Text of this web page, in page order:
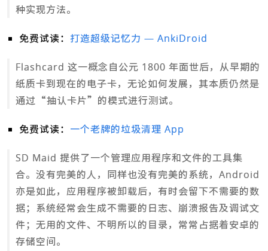
种实现方法。
免费试读： 打造超级记忆力 — AnkiDroid
Flashcard 这一概念自公元 1800 年面世后，从早期的
纸质卡到现在的电子卡，无论如何发展，其本质仍然是
通过“抽认卡片”的模式进行测试。
免费试读： 一个老牌的垃圾清理 App
SD Maid 提供了一个管理应用程序和文件的工具集
合。没有完美的人，同样也没有完美的系统，Android
亦是如此，应用程序被卸载后，有时会留下不需要的数
据；系统经常会生成不需要的日志、崩溃报告及调试文
件；无用的文件、不明所以的目录，常常占据着安卓的
存储空间。